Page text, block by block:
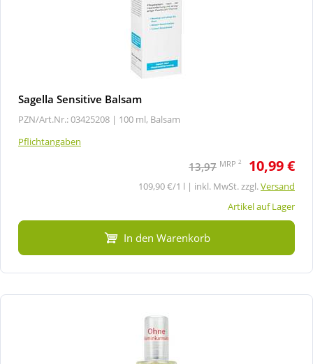
Sagella Sensitive Balsam
PZN/Art.Nr.: 03425208 | 100 ml, Balsam
Pflichtangaben
13,97 MRP 2 10,99 €
109,90 €/1 l | inkl. MwSt. zzgl.Versand
Artikel auf Lager
In den Warenkorb